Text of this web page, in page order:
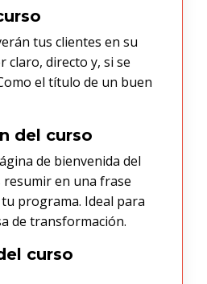
tus clientes en su
claro, directo y, si se
el título de un buen
del curso
de bienvenida del
resumir en una frase
programa. Ideal para
de transformación.
curso